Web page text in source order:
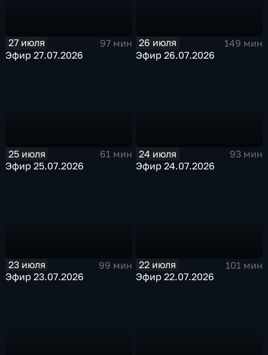
27 июля
97 мин
Эфир 27.07.2026
26 июля
149 мин
Эфир 26.07.2026
25 июля
61 мин
Эфир 25.07.2026
24 июля
93 мин
Эфир 24.07.2026
23 июля
99 мин
Эфир 23.07.2026
22 июля
101 мин
Эфир 22.07.2026